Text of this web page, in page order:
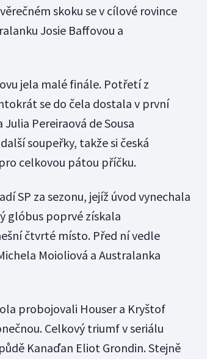
skoku se v cílové rovince
Josie Baffovou a
jela malé finále. Potřetí z
se do čela dostala v první
Pereiraová de Sousa
soupeřky, takže si česká
celkovou pátou příčku.
SP za sezonu, jejíž úvod vynechala
glóbus poprvé získala
čtvrté místo. Před ní vedle
Moioliová a Australanka
probojovali Houser a Kryštof
Celkový triumf v seriálu
Kanaďan Eliot Grondin. Stejně